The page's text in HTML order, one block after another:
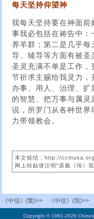
每天坚持仰望神
我每天坚持要在神面
事我必包括在祷告中
养羊群；第二是几乎每
导、辅导等方面有被圣
圣灵充满不单是工作，
节祈求主赐给我灵力
办事、用人、治理、
的智慧、把万事与属
说，所罗门从各种世界
力带领教会。
本文链结：http://
网上转贴请注明"原载《传》
《中信》(繁)>>
《中信》(简)>>
Copyright © 1961-2026